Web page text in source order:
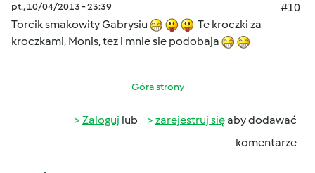
pt., 10/04/2013 - 23:39
#10
Torcik smakowity Gabrysiu
Te kroczki za
kroczkami, Monis, tez i mnie sie podobaja
Góra strony
Zaloguj lub zarejestruj sięaby dodawać
komentarze